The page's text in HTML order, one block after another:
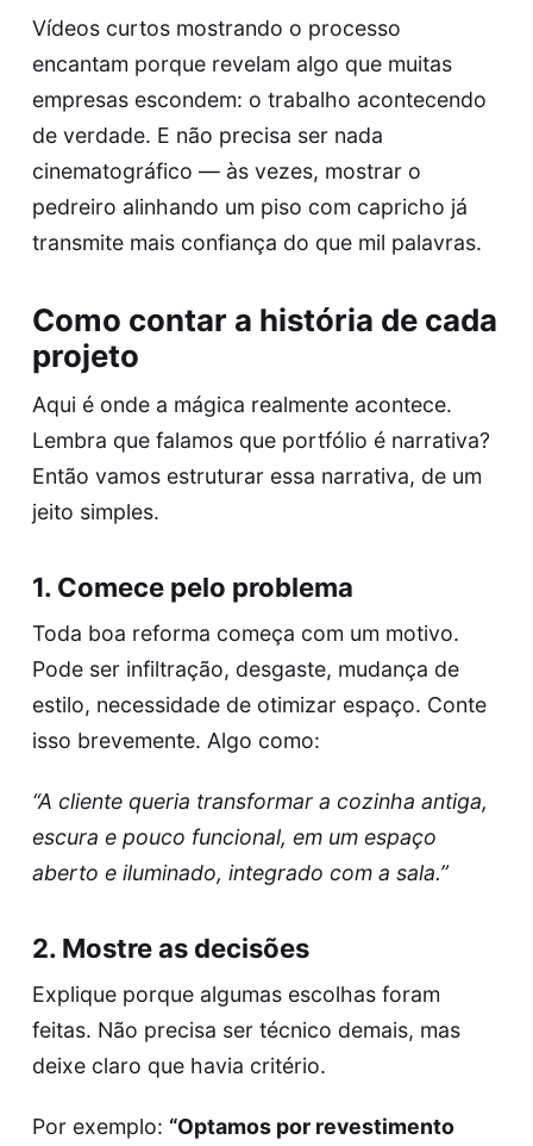
Vídeos curtos mostrando o processo
encantam porque revelam algo que muitas
empresas escondem: o trabalho acontecendo
de verdade. E não precisa ser nada
cinematográfico — às vezes, mostrar o
pedreiro alinhando um piso com capricho já
transmite mais confiança do que mil palavras.
Como contar a história de cada
projeto
Aqui é onde a mágica realmente acontece.
Lembra que falamos que portfólio é narrativa?
Então vamos estruturar essa narrativa, de um
jeito simples.
1. Comece pelo problema
Toda boa reforma começa com um motivo.
Pode ser infiltração, desgaste, mudança de
estilo, necessidade de otimizar espaço. Conte
isso brevemente. Algo como:
“A cliente queria transformar a cozinha antiga,
escura e pouco funcional, em um espaço
aberto e iluminado, integrado com a sala.”
2. Mostre as decisões
Explique porque algumas escolhas foram
feitas. Não precisa ser técnico demais, mas
deixe claro que havia critério.
Por exemplo: “Optamos por revestimento